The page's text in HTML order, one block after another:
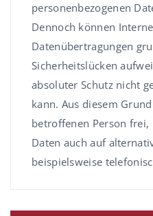
personenbezogenen
Dennoch können
Datenübertragungen
Sicherheitslücken
absoluter Schutz nicht
kann. Aus diesem
betroffenen Person frei,
Daten auch auf
beispielsweise